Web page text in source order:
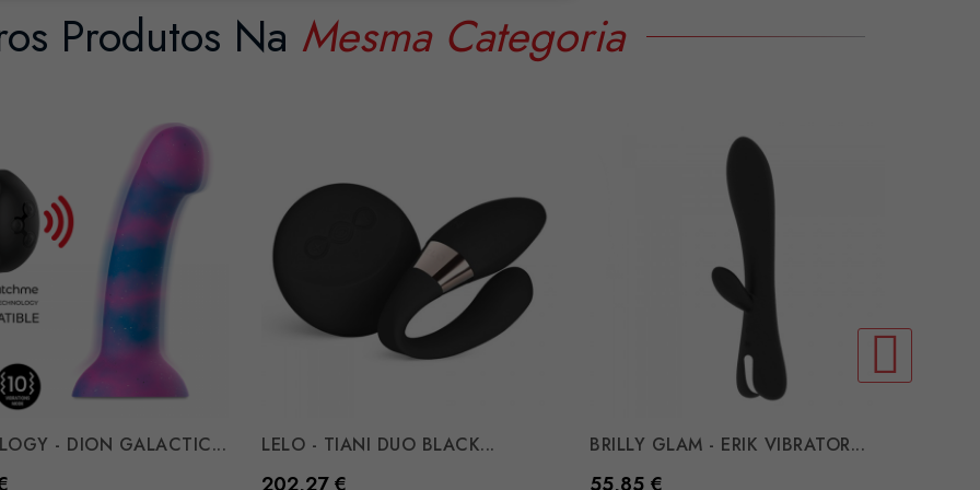
Produtos Na Mesma Categoria
- DION GALACTIC... LELO - TIANI DUO BLACK...
Preço
BRILLY GLAM - ERIK VIBRATOR...
Preço